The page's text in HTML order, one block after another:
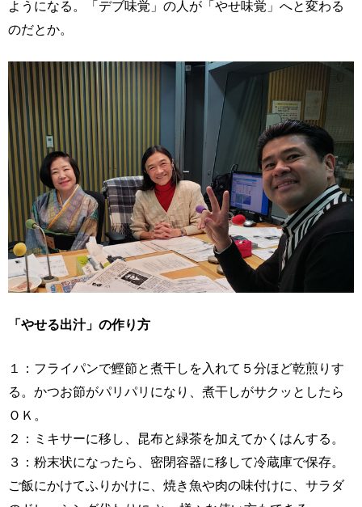
ようになる。「デブ味覚」の人が「やせ味覚」へと変わる
のだとか。
「やせる出汁」の作り方
１：フライパンで鰹節と煮干しを入れて５分ほど乾煎りす
る。かつお節がパリパリになり、煮干しがサクッとしたら
ＯＫ。
２：ミキサーに移し、昆布と緑茶を加えてかくはんする。
３：粉末状になったら、密閉容器に移して冷蔵庫で保存。
ご飯にかけてふりかけに、焼き魚や肉の味付けに、サラダ